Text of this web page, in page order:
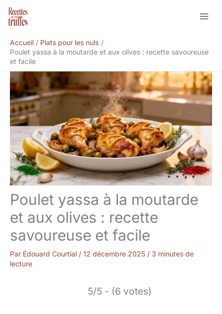
Aller
Accueil
Plats pour les nuls
Poulet yassa à la moutarde et aux olives : recette savoureuse
et facile
Poulet yassa à la moutarde
et aux olives : recette
savoureuse et facile
Par Édouard Courtial / 12 décembre 2025 / 3 minutes de
lecture
5/5 - (6 votes)
Rechercher